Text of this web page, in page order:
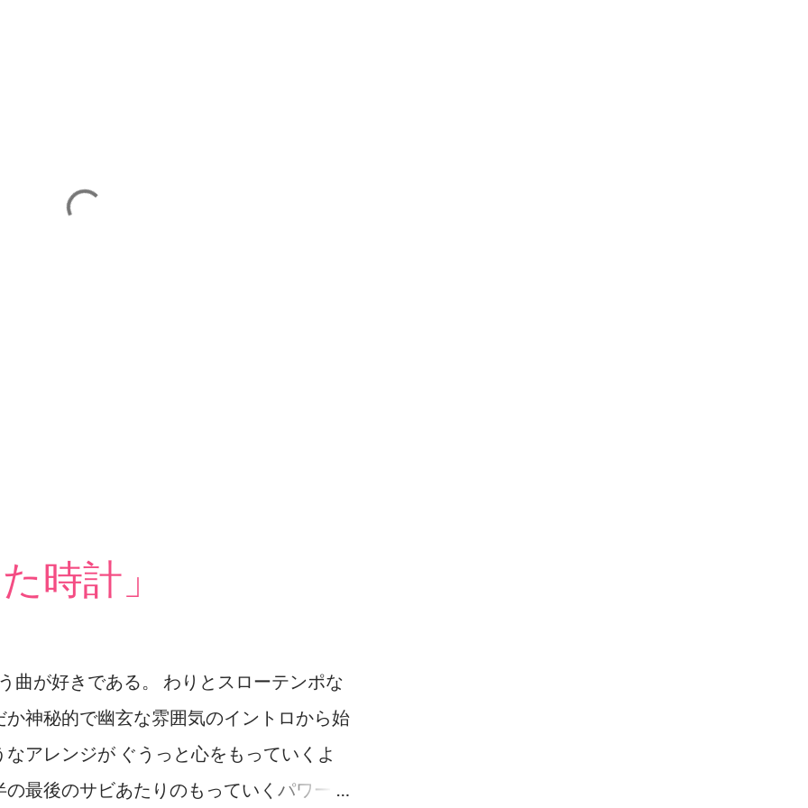
時計」
曲が好きである。 わりとスローテンポな
神秘的で幽玄な雰囲気のイントロから始
アレンジが ぐうっと心をもっていくよ
最後のサビあたりのもっていくパワーは